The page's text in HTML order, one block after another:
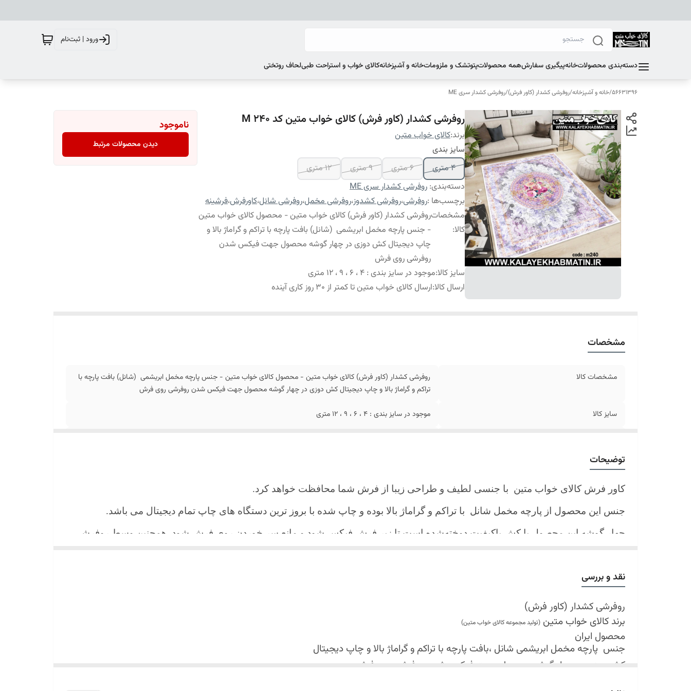
ورود | ثبت‌نام
دسته‌بندی محصولاتخانهپیگیری سفارشهمه محصولاتپتوتشک و ملزوماتخانه و آشپزخانهکالای خواب و استراحت طبیلحاف روتختی
56631396
/خانه و آشپزخانه/روفرشی کشدار (کاور فرش)/روفرشی کشدار سری ME
روفرشی کشدار (کاور فرش) کالای خواب متین کد M 240
برند:کالای خواب متین
سایز بندی
4 متری
6 متری 9 متری
12 متری
دسته‌بندی: روفرشی کشدار سری ME
برچسب‌ها :روفرشی،روفرشی کشدوز،روفرشی مخمل،روفرشی شانل،کاورفرش،فرشینه
مشخصات
کالا:
روفرشی کشدار (کاور فرش) کالای خواب متین - محصول کالای خواب متین
- جنس پارچه مخمل ابریشمی (شانل) بافت پارچه با تراکم و گراماژ بالا و
چاپ دیجیتال کش دوزی در چهار گوشه محصول جهت فیکس شدن
روفرشی روی فرش
سایز کالا:موجود در سایز بندی : 4 ، 6 ، 9 ، 12 متری
ارسال کالا:ارسال کالای خواب متین تا کمتر از 30 روز کاری آینده
ناموجود
دیدن محصولات مرتبط
مشخصات
مشخصات کالا
روفرشی کشدار (کاور فرش) کالای خواب متین - محصول کالای خواب متین - جنس پارچه مخمل ابریشمی (شانل) بافت پارچه با
تراکم و گراماژ بالا و چاپ دیجیتال کش دوزی در چهار گوشه محصول جهت فیکس شدن روفرشی روی فرش
سایز کالا موجود در سایز بندی : 4 ، 6 ، 9 ، 12 متری
توضیحات
کاور فرش کالای خواب متین با جنسی لطیف و طراحی زیبا از فرش شما محافظت خواهد کرد.
جنس این محصول از پارچه مخمل شانل با تراکم و گراماژ بالا بوده و چاپ شده با بروز ترین دستگاه های چاپ تمام دیجیتال می باشد.
چهار گوشه این محصول با کش باکیفیت دوخته‌شده است تا زیر فرش فیکس شود و مانع سر خوردن روی فرش شود. همچنین وسط روفرشی
شرایط شستشو:
اولین شستشو ترجیحا خشک شویی شود
شستشو در لباسشویی های خانگی بلامانع می باشد فقط به صورت جدا گانه شسته شود
حداکثر دمای شستشو 30 درجه سانتیگراد (عملیات ملایم)
از پودر های صابونی و آنزیم دار(دانه آبی) استفاده نشود. (بهترین ماده شوینده رنگین شوی+ نرم کننده میباشد)
نقد و بررسی
روفرشی کشدار (کاور فرش)
برند کالای خواب متین (تولید مجموعه کالای خواب متین)
محصول ایران
جنس پارچه مخمل ابریشمی شانل ،بافت پارچه با تراکم و گراماژ بالا و چاپ دیجیتال
کش دوزی در چهار گوشه محصول جهت فیکس شدن روفرشی روی فرش